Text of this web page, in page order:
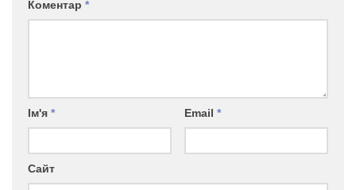
Коментар *
Ім'я * Email *
Сайт